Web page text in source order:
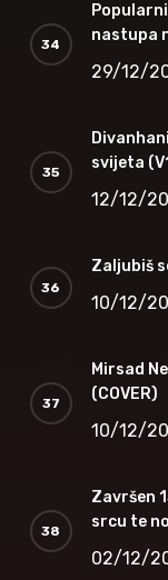
nastupa
29/12/
svijeta
12/12/
Zaljubiš
10/12/
Mirsad
(COVER)
10/12/
Završen
srcu te
02/12/